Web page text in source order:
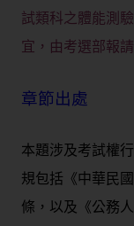
試類科之體能測
宜，由考選部報
章節出處
本題涉及考試權
規包括《中華民
條，以及《公務